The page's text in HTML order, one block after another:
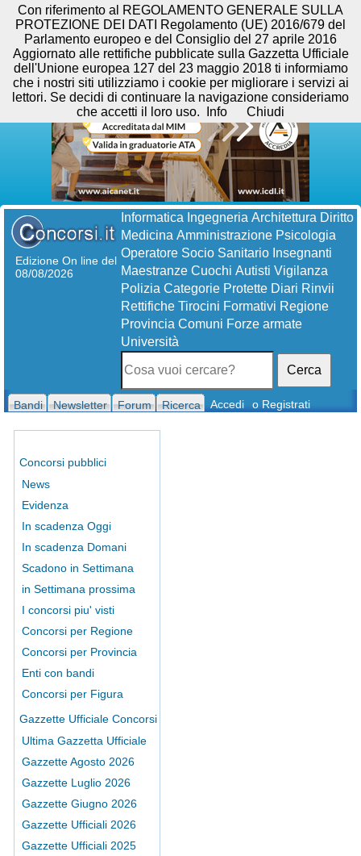
Edizione On line del
08/08/2026
Informatica Ingegneria Architettura Diritto
Medicina Amministrazione Psicologia
Operatore Socio Sanitario Insegnanti
Maestranze Cuochi Autisti Vigilanza
Polizia Categorie Protette Diari Rinvii
Rettifiche Tirocini Formativi Regione
Provincia Comuni Forze armate
Università
Cerca
Bandi Newsletter Forum Ricerca Accedi o Registrati
Concorsi pubblici
News
Evidenza
In scadenza Oggi
In scadenza Domani
Scadono in Settimana
in Settimana prossima
I concorsi piu' visti
Concorsi per Regione
Concorsi per Provincia
Enti con bandi
Concorsi per Figura
Gazzette Ufficiale Concorsi
Ultima Gazzetta Ufficiale
Gazzette Agosto 2026
Gazzette Luglio 2026
Gazzette Giugno 2026
Gazzette Ufficiali 2026
Gazzette Ufficiali 2025
Con riferimento al REGOLAMENTO GENERALE SULLA
PROTEZIONE DEI DATI Regolamento (UE) 2016/679 del
Parlamento europeo e del Consiglio del 27 aprile 2016
Aggiornato alle rettifiche pubblicate sulla Gazzetta Ufficiale
dell'Unione europea 127 del 23 maggio 2018 ti informiamo
che i nostri siti utilizziamo i cookie per migliorare i servizi ai
lettori. Se decidi di continuare la navigazione consideriamo
che accetti il loro uso.
Info Chiudi